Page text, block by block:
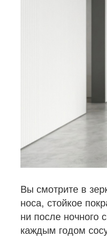
Вы смотрите в
носа, стойкое
ни после ночного
каждым годом